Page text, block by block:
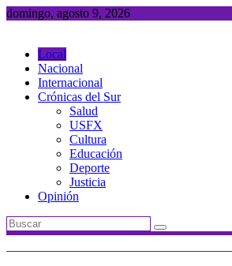
Saltar
domingo, agosto 9, 2026
Local
Nacional
Internacional
Crónicas del Sur
Salud
USFX
Cultura
Educación
Deporte
Justicia
Opinión